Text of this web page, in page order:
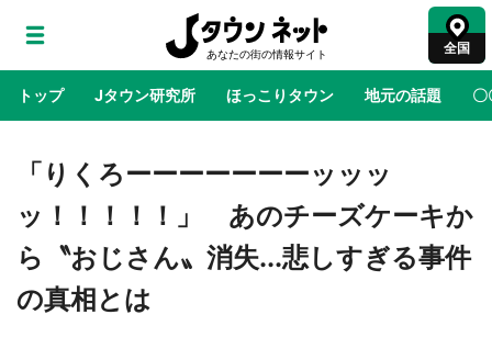
全国
トップ Jタウン研究所 ほっこりタウン 地元の話題 〇
地域×二次元
アニメ『はたらく細胞』と神奈川県の3度目コ
ラボ 作品の世界観通じて「小児がん」学べる
【8／10～31※平日限定】
「りくろーーーーーーーッッッ
ッ！！！！！」 あのチーズケーキか
ら〝おじさん〟消失...悲しすぎる事件
の真相とは